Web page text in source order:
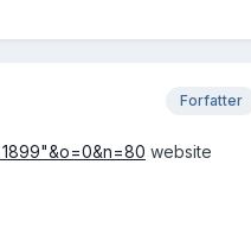
Forfatter
website